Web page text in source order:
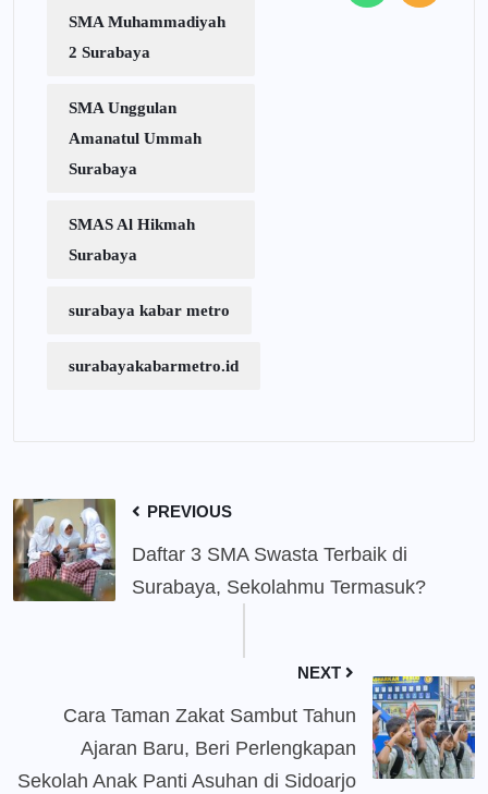
SMA Muhammadiyah
2 Surabaya
SMA Unggulan
Amanatul Ummah
Surabaya
SMAS Al Hikmah
Surabaya
surabaya kabar metro
surabayakabarmetro.id
PREVIOUS
Daftar 3 SMA Swasta Terbaik di
Surabaya, Sekolahmu Termasuk?
NEXT
Cara Taman Zakat Sambut Tahun
Ajaran Baru, Beri Perlengkapan
Sekolah Anak Panti Asuhan di Sidoarjo